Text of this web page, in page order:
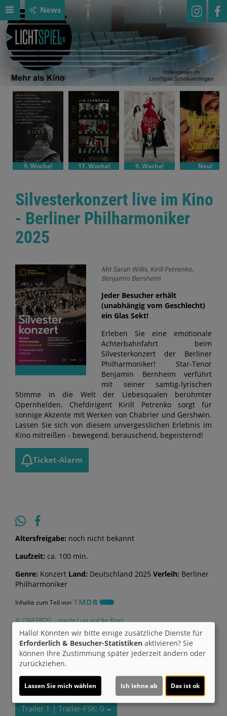
News
9. Woche! 17. Woche! 9. Woche! Neu!
Silvesterkonzert live im Kino
- Berliner Philharmoniker
2025
Mit Sarah Willis, Kirill Petrenko,
Benjamin Bernheim
Jeder Besucher erhält
(unabhängig vom Geschlecht)
ein Glas Sekt!
Erleben Sie eine emotionale
Achterbahnfahrt beim
Silvesterkonzert der Berliner
Philharmoniker! Star-Tenor
Benjamin Bernheim verführt
mit seiner samtig-lyrischen
Stimme in die Welt der Liebesqualen berühmter
Opernhelden. Chefdirigent Kirill Petrenko sorgt für
sonnige Akzente mit Werken von Chabrier und Gershwin.
Lassen Sie sich von diesem unvergesslichen Erlebnis im
Kino mitreißen - bewegend, berauschend, begeisternd!
Ticket-Alarm
Altersfreigabe: noch nicht bekannt
Laufzeit: ca. 100 min.
Genre: Konzert Land: Deutschland 2025 Verleih: Berliner
Philharmoniker
Inhalte zum Teil von
© CINEPROG ...macht Lust auf Ihr Kino!
Möchten Sie vonYoutube (Trailer ansehen)
bereitgestellte externe Inhalte laden?
Trailer 1 | Trailer-FSK: 0
Hallo! Könnten wir bitte einige zusätzliche Dienste für
Erforderlich & Besucher-Statistiken aktivieren? Sie
können Ihre Zustimmung später jederzeit ändern oder
zurückziehen.
Lassen Sie mich wählen Ich lehne ab Das ist ok